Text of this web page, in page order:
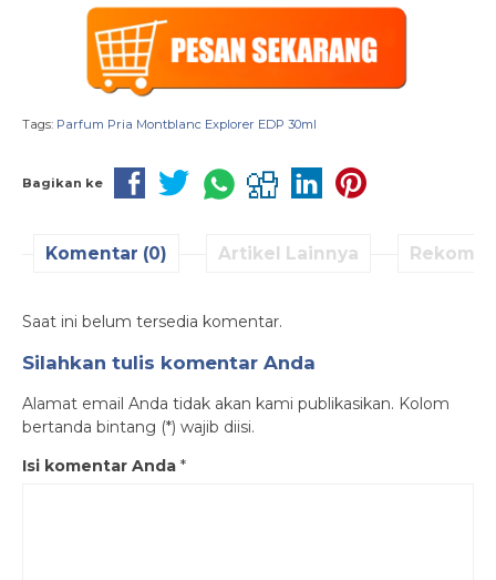
Tags: Parfum Pria Montblanc Explorer EDP 30ml
Bagikan ke
Komentar (0) Artikel Lainnya
Saat ini belum tersedia komentar.
Silahkan tulis komentar Anda
Alamat email Anda tidak akan kami publikasikan. Kolom
bertanda bintang (*) wajib diisi.
Isi komentar Anda *